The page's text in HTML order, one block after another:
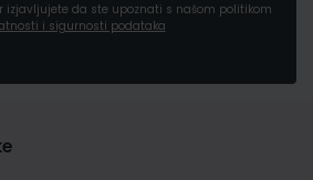
izjavljujete da ste upoznati s našom politikom
i sigurnosti podataka